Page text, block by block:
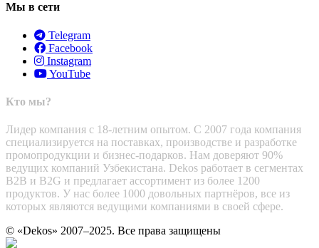
Мы в сети
Telegram
Facebook
Instagram
YouTube
Кто мы?
Лидер компания с 18-летним опытом. С 2007 года компания
специализируется на поставках, производстве и разработке
промопродукции и бизнес-подарков. Нам доверяют 90%
ведущих компаний Узбекистана. Dekos работает в сегментах
B2B и B2G и предлагает ассортимент из более 1200
продуктов. У нас более 1000 довольных партнёров, все из
которых являются ведущими компаниями в своей сфере.
© «Dekos» 2007–2025. Все права защищены